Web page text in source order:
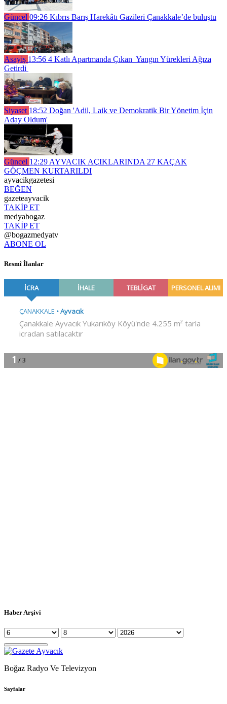
Güncel 09:26 Kıbrıs Barış Harekâtı Gazileri Çanakkale’de buluştu
Asayiş 13:56 4 Katlı Apartmanda Çıkan Yangın Yürekleri Ağıza
Getirdi
Siyaset 18:52 Doğan 'Adil, Laik ve Demokratik Bir Yönetim İçin
Aday Oldum'
Güncel 12:29 AYVACIK AÇIKLARINDA 27 KAÇAK
GÖÇMEN KURTARILDI
ayvacikgazetesi
BEĞEN
gazeteayvacik
TAKİP ET
medyabogaz
TAKİP ET
@bogazmedyatv
ABONE OL
Resmî İlanlar
Haber Arşivi
Boğaz Radyo Ve Televizyon
Sayfalar